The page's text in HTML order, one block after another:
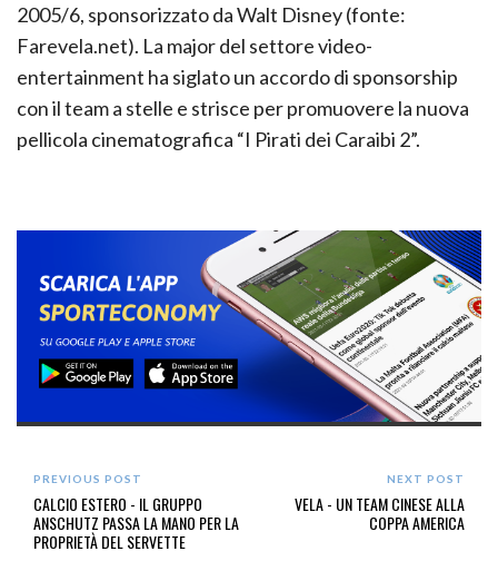
2005/6, sponsorizzato da Walt Disney (fonte:
Farevela.net). La major del settore video-
entertainment ha siglato un accordo di sponsorship
con il team a stelle e strisce per promuovere la nuova
pellicola cinematografica “I Pirati dei Caraibi 2”.
PREVIOUS POST
CALCIO ESTERO - IL GRUPPO
ANSCHUTZ PASSA LA MANO PER LA
PROPRIETÀ DEL SERVETTE
NEXT POST
VELA - UN TEAM CINESE ALLA
COPPA AMERICA